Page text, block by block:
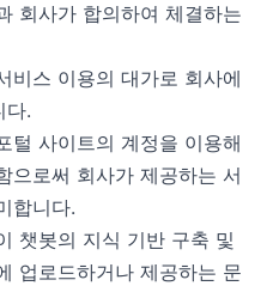
회사가 합의하여 체결하는
비스 이용의 대가로 회사에
다.
털 사이트의 계정을 이용해
으로써 회사가 제공하는 서
합니다.
챗봇의 지식 기반 구축 및
업로드하거나 제공하는 문